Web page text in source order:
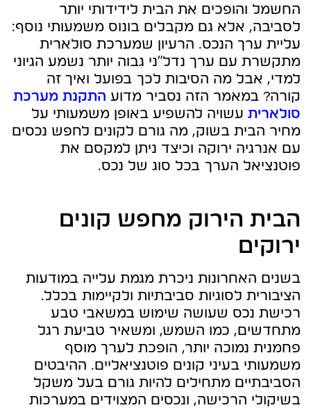
החשמל והופכים את הבית לידידותי יותר
לסביבה, אלא גם מקבלים בונוס משמעותי נוסף:
עליית ערך הנכס. הרעיון שמערכת סולארית
מתקשרת עם ערך נדל"ני גבוה יותר נשמע הגיוני
למדי, אבל מה הסיבות לכך בפועל ואיך זה
קורה? במאמר הזה נסביר מדוע התקנת מערכת
סולארית עשויה להשפיע באופן משמעותי על
מחיר הבית בשוק, מה גורם לקונים לחפש נכסים
עם אנרגיה ירוקה וכיצד ניתן למקסם את
פוטנציאל הערך בכל סוג של נכס.
הבית הירוק מחפש קונים
ירוקים
בשנים האחרונות ניכרת מגמת עלייה במודעות
הציבורית לסוגיות סביבתיות ולקיימות בכלל.
רכישת נכס שעושה שימוש במשאבי טבע
מתחדשים, כמו השמש, ומשאיר טביעת רגל
פחמנית נמוכה יותר, הופכת לערך מוסף
משמעותי בעיני קונים פוטנציאליים. ההיבטים
הסביבתיים מתחילים להיות גורם בעל משקל
בשיקולי הרכישה, ונכסים המצוידים במערכות